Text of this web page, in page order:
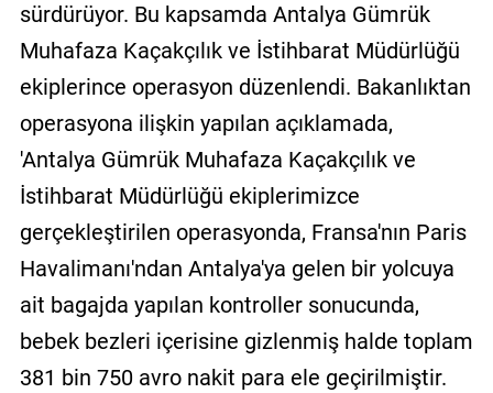
sürdürüyor. Bu kapsamda Antalya Gümrük
Muhafaza Kaçakçılık ve İstihbarat Müdürlüğü
ekiplerince operasyon düzenlendi. Bakanlıktan
operasyona ilişkin yapılan açıklamada,
'Antalya Gümrük Muhafaza Kaçakçılık ve
İstihbarat Müdürlüğü ekiplerimizce
gerçekleştirilen operasyonda, Fransa'nın Paris
Havalimanı'ndan Antalya'ya gelen bir yolcuya
ait bagajda yapılan kontroller sonucunda,
bebek bezleri içerisine gizlenmiş halde toplam
381 bin 750 avro nakit para ele geçirilmiştir.